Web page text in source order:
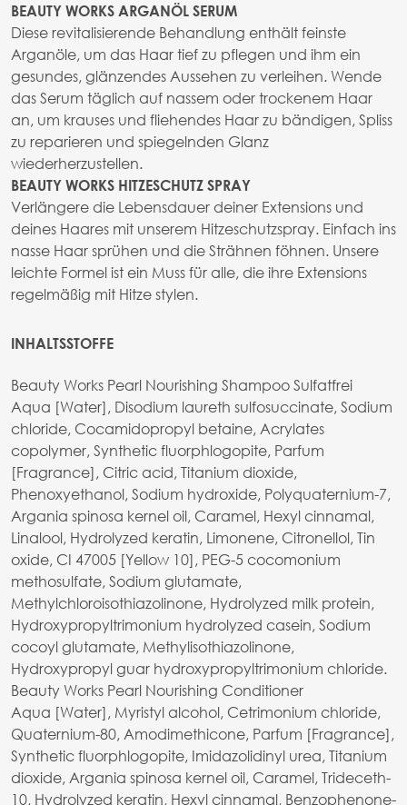
BEAUTY WORKS ARGANÖL SERUM
Diese revitalisierende Behandlung enthält feinste
Arganöle, um das Haar tief zu pflegen und ihm ein
gesundes, glänzendes Aussehen zu verleihen. Wende
das Serum täglich auf nassem oder trockenem Haar
an, um krauses und fliehendes Haar zu bändigen, Spliss
zu reparieren und spiegelnden Glanz
wiederherzustellen.
BEAUTY WORKS HITZESCHUTZ SPRAY
Verlängere die Lebensdauer deiner Extensions und
deines Haares mit unserem Hitzeschutzspray. Einfach ins
nasse Haar sprühen und die Strähnen föhnen. Unsere
leichte Formel ist ein Muss für alle, die ihre Extensions
regelmäßig mit Hitze stylen.
INHALTSSTOFFE
Beauty Works Pearl Nourishing Shampoo Sulfatfrei
Aqua [Water], Disodium laureth sulfosuccinate, Sodium
chloride, Cocamidopropyl betaine, Acrylates
copolymer, Synthetic fluorphlogopite, Parfum
[Fragrance], Citric acid, Titanium dioxide,
Phenoxyethanol, Sodium hydroxide, Polyquaternium-7,
Argania spinosa kernel oil, Caramel, Hexyl cinnamal,
Linalool, Hydrolyzed keratin, Limonene, Citronellol, Tin
oxide, CI 47005 [Yellow 10], PEG-5 cocomonium
methosulfate, Sodium glutamate,
Methylchloroisothiazolinone, Hydrolyzed milk protein,
Hydroxypropyltrimonium hydrolyzed casein, Sodium
cocoyl glutamate, Methylisothiazolinone,
Hydroxypropyl guar hydroxypropyltrimonium chloride.
Beauty Works Pearl Nourishing Conditioner
Aqua [Water], Myristyl alcohol, Cetrimonium chloride,
Quaternium-80, Amodimethicone, Parfum [Fragrance],
Synthetic fluorphlogopite, Imidazolidinyl urea, Titanium
dioxide, Argania spinosa kernel oil, Caramel, Trideceth-
10, Hydrolyzed keratin, Hexyl cinnamal, Benzophenone-